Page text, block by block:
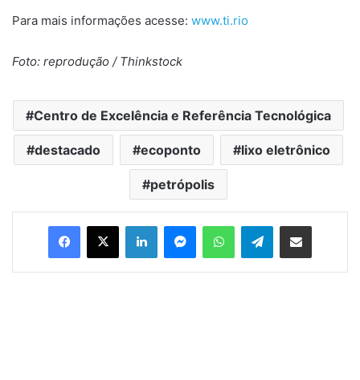
Para mais informações acesse: www.ti.rio
Foto: reprodução / Thinkstock
Centro de Excelência e Referência Tecnológica
destacado ecoponto lixo eletrônico
petrópolis
Telegram